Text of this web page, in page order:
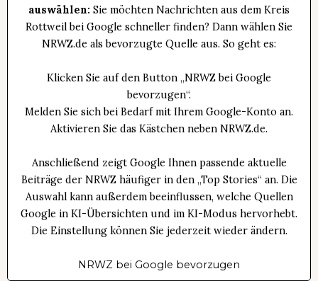
auswählen: Sie möchten Nachrichten aus dem Kreis
Rottweil bei Google schneller finden? Dann wählen Sie
NRWZ.de als bevorzugte Quelle aus. So geht es:
Klicken Sie auf den Button „NRWZ bei Google
bevorzugen“.
Melden Sie sich bei Bedarf mit Ihrem Google-Konto an.
Aktivieren Sie das Kästchen neben NRWZ.de.
Anschließend zeigt Google Ihnen passende aktuelle
Beiträge der NRWZ häufiger in den „Top Stories“ an. Die
Auswahl kann außerdem beeinflussen, welche Quellen
Google in KI-Übersichten und im KI-Modus hervorhebt.
Die Einstellung können Sie jederzeit wieder ändern.
NRWZ bei Google bevorzugen